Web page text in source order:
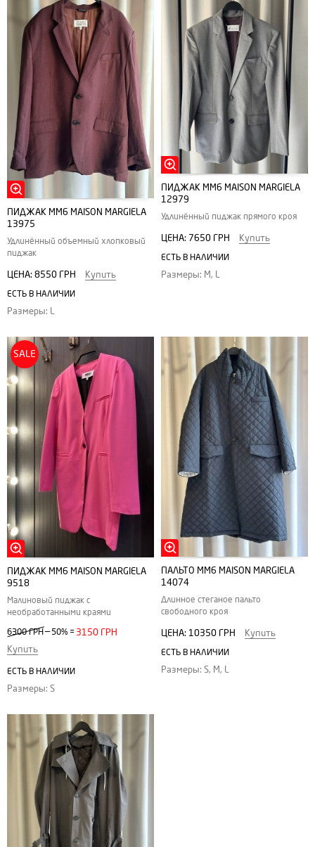
ПИДЖАК MM6 MAISON MARGIELA
13975
Удлинённый объемный хлопковый
пиджак
ЦЕНА: 8550 ГРН Купить
ЕСТЬ В НАЛИЧИИ
Размеры: L
ПИДЖАК MM6 MAISON MARGIELA
12979
Удлинённый пиджак прямого кроя
ЦЕНА: 7650 ГРН Купить
ЕСТЬ В НАЛИЧИИ
Размеры: M, L
SALE
ПИДЖАК MM6 MAISON MARGIELA
9518
Малиновый пиджак с
необработанными краями
6300 ГРН— 50% = 3150 ГРН
Купить
ЕСТЬ В НАЛИЧИИ
Размеры: S
ПАЛЬТО MM6 MAISON MARGIELA
14074
Длинное стеганое пальто
свободного кроя
ЦЕНА: 10350 ГРН Купить
ЕСТЬ В НАЛИЧИИ
Размеры: S, M, L